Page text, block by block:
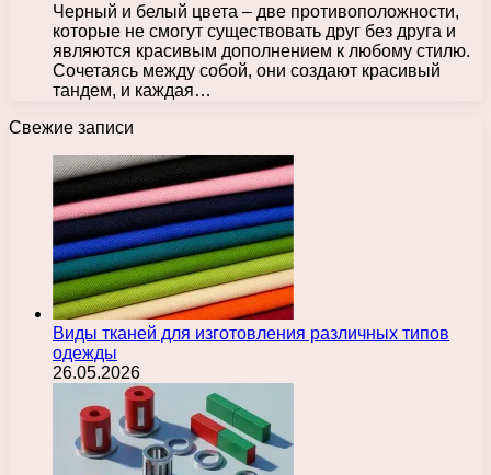
Черный и белый цвета – две противоположности,
которые не смогут существовать друг без друга и
являются красивым дополнением к любому стилю.
Сочетаясь между собой, они создают красивый
тандем, и каждая…
Свежие записи
Виды тканей для изготовления различных типов
одежды
26.05.2026